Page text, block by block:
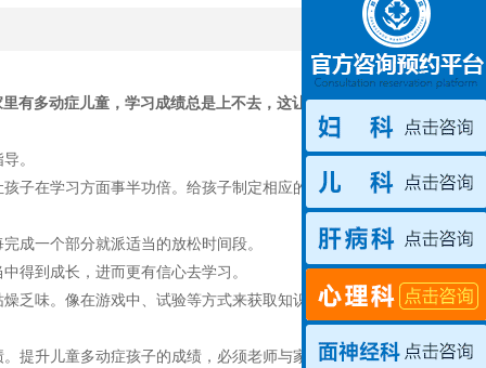
有多动症儿童，学习成绩总是上不去，这让很多家长苦
。
子在学习方面事半功倍。给孩子制定相应的学习规划也
成一个部分就派适当的放松时间段。
得到成长，进而更有信心去学习。
乏味。像在游戏中、试验等方式来获取知识还是挺不错
提升儿童多动症孩子的成绩，必须老师与家长共同奋